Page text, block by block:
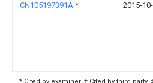
CN105197391A * 2015-